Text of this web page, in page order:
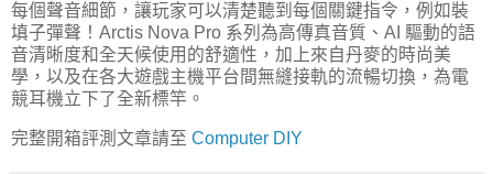
每個聲音細節，讓玩家可以清楚聽到每個關鍵指令，例如裝
填子彈聲！Arctis Nova Pro 系列為高傳真音質、AI 驅動的語
音清晰度和全天候使用的舒適性，加上來自丹麥的時尚美
學，以及在各大遊戲主機平台間無縫接軌的流暢切換，為電
競耳機立下了全新標竿。
完整開箱評測文章請至 Computer DIY